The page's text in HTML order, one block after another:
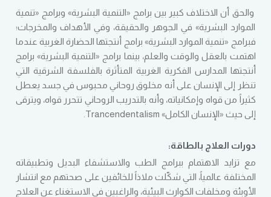
والحق أن الاختلاف كبير بين برامج «التنمية البشرية» وبرامج «تنمية
الموارد البشرية» في الجوهر والحقيقة، وفي الأهداف والمخرجات؛
فبرامج «تنمية الموارد البشرية» برامج أنتجتها الحضارة الغربية عندما
اهتمت بالعقل والوقت والعلم، بينما برامج «التنمية البشرية» برامج
أنتجتها المدارس الفكرية الغربية المتأثرة بالفلسفة الشرقية التي
تنظر إلى الإنسان على أنه مخلوق روحاني محبوس في جسد يعطل
كثيراً من قواه وإمكانياته، وأنه بالتدريب الروحاني تتحرر قواه، ويترقى
إلى حيث «الإنسان الكامل» Trancendentalism.
دورات العلاج بالطاقة:
مع تزايد الاهتمام ببرامج الطب والاستشفاء البديل وتطبيقاته
المختلفة عالمياً، التي شكّلت ملاذاً للخائفين على صحتهم مع انتشار
الأوبئة ومخلفات الكوارث البيئية، والراغبين في الاستغناء عن العلاج